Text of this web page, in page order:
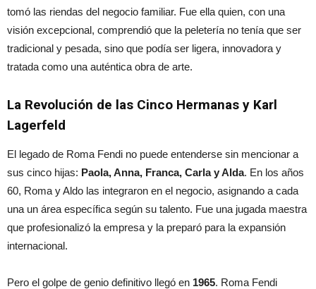
tomó las riendas del negocio familiar. Fue ella quien, con una
visión excepcional, comprendió que la peletería no tenía que ser
tradicional y pesada, sino que podía ser ligera, innovadora y
tratada como una auténtica obra de arte.
La Revolución de las Cinco Hermanas y Karl
Lagerfeld
El legado de Roma Fendi no puede entenderse sin mencionar a
sus cinco hijas: Paola, Anna, Franca, Carla y Alda. En los años
60, Roma y Aldo las integraron en el negocio, asignando a cada
una un área específica según su talento. Fue una jugada maestra
que profesionalizó la empresa y la preparó para la expansión
internacional.
Pero el golpe de genio definitivo llegó en 1965. Roma Fendi